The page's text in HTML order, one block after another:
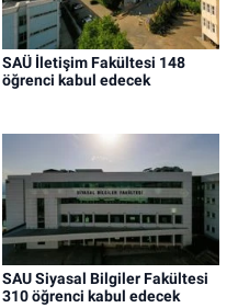
SAÜ İletişim Fakültesi 148
öğrenci kabul edecek
SAU Siyasal Bilgiler Fakültesi
310 öğrenci kabul edecek